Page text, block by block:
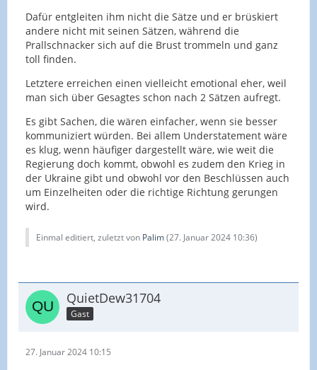
Dafür entgleiten ihm nicht die Sätze und er brüskiert
andere nicht mit seinen Sätzen, während die
Prallschnacker sich auf die Brust trommeln und ganz
toll finden.
Letztere erreichen einen vielleicht emotional eher, weil
man sich über Gesagtes schon nach 2 Sätzen aufregt.
Es gibt Sachen, die wären einfacher, wenn sie besser
kommuniziert würden. Bei allem Understatement wäre
es klug, wenn häufiger dargestellt wäre, wie weit die
Regierung doch kommt, obwohl es zudem den Krieg in
der Ukraine gibt und obwohl vor den Beschlüssen auch
um Einzelheiten oder die richtige Richtung gerungen
wird.
Einmal editiert, zuletzt von Palim(27. Januar 2024 10:36)
QuietDew31704
Gast
27. Januar 2024 10:15